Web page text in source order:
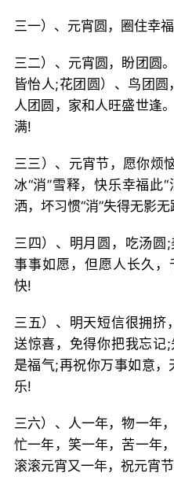
三一）、元宵圆，圈住幸福
三二）、元宵圆，盼团圆
皆怡人;花团圆）、鸟团圆
人团圆，家和人旺盛世逢
满!
三三）、元宵节，愿你烦
冰“消”雪释，快乐幸福此
洒，坏习惯“消”失得无影
三四）、明月圆，吃汤圆
事事如愿，但愿人长久
快!
三五）、明天短信很拥挤
送惊喜，免得你把我忘记
是福气;再祝你万事如意
乐!
三六）、人一年，物一年
忙一年，笑一年，苦一年
滚滚元宵又一年，祝元宵